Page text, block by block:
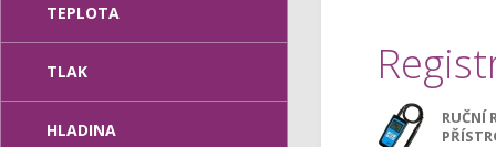
RUČNÍ
TEPLOTA
TLAK
HLADINA